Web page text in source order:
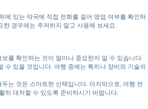
에 있는 약국에 직접 전화를 걸어 영업 여부를 확인하
경우에는 주저하지 말고 사용해 보세요.
를 확인하는 것이 얼마나 중요한지 알 수 있습니다.
수 있을 것입니다. 여행 중에는 특히나 장비와 기술의
는 것은 스마트한 선택입니다. 마지막으로, 여행 전
히 대처할 수 있도록 준비하시기 바랍니다.